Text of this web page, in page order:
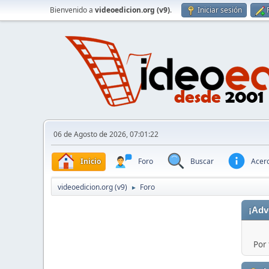
Bienvenido a videoedicion.org (v9). Iniciar sesión
06 de Agosto de 2026, 07:01:22
Inicio Foro Buscar
videoedicion.org (v9) ► Foro
Por